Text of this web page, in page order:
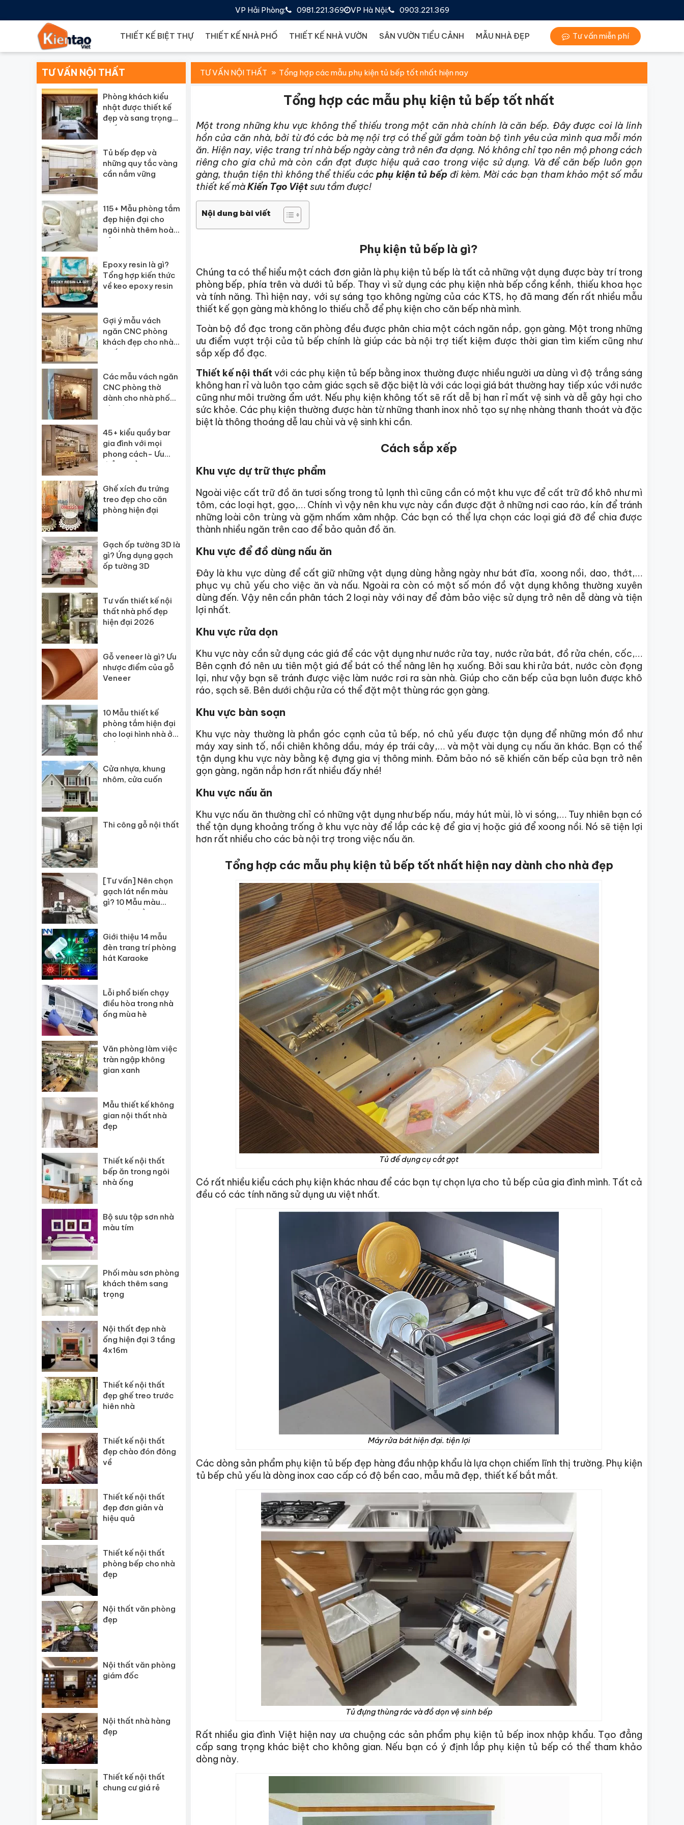
VP Hà Nội: 0903.221.369
VP Hải Phòng: 0981.221.369
THIẾT KẾ BIỆT THỰ THIẾT KẾ NHÀ PHỐ THIẾT KẾ NHÀ VƯỜN SÂN VƯỜN TIỂU CẢNH MẪU NHÀ ĐẸP Tư vấn miễn phí
TƯ VẤN NỘI THẤT Tổng hợp các mẫu phụ kiện tủ bếp tốt nhất hiện nay
Tổng hợp các mẫu phụ kiện tủ bếp tốt nhất
Một trong những khu vực không thể thiếu trong một căn nhà chính là căn bếp. Đây được coi là linh
hồn của căn nhà, bởi từ đó các bà mẹ nội trợ có thể gửi gắm toàn bộ tình yêu của mình qua mỗi món
ăn. Hiện nay, việc trang trí nhà bếp ngày càng trở nên đa dạng. Nó không chỉ tạo nên mộ phong cách
riêng cho gia chủ mà còn cần đạt được hiệu quả cao trong việc sử dụng. Và để căn bếp luôn gọn
gàng, thuận tiện thì không thể thiếu cácphụ kiện tủ bếp đi kèm. Mời các bạn tham khảo một số mẫu
thiết kế màKiến Tạo Việtsưu tầm được!
Nội dung bài viết
Phụ kiện tủ bếp là gì?
Chúng ta có thể hiểu một cách đơn giản là phụ kiện tủ bếp là tất cả những vật dụng được bày trí trong
phòng bếp, phía trên và dưới tủ bếp. Thay vì sử dụng các phụ kiện nhà bếp cồng kềnh, thiếu khoa học
và tính năng. Thì hiện nay, với sự sáng tạo không ngừng của các KTS, họ đã mang đến rất nhiều mẫu
thiết kế gọn gàng mà không lo thiếu chỗ để phụ kiện cho căn bếp nhà mình.
Toàn bộ đồ đạc trong căn phòng đều được phân chia một cách ngăn nắp, gọn gàng. Một trong những
ưu điểm vượt trội của tủ bếp chính là giúp các bà nội trợ tiết kiệm được thời gian tìm kiếm cũng như
sắp xếp đồ đạc.
Thiết kế nội thất với các phụ kiện tủ bếp bằng inox thường được nhiều người ưa dùng vì độ trắng sáng
không han rỉ và luôn tạo cảm giác sạch sẽ đặc biệt là với các loại giá bát thường hay tiếp xúc với nước
cũng như môi trường ẩm ướt. Nếu phụ kiện không tốt sẽ rất dễ bị han rỉ mất vệ sinh và dễ gây hại cho
sức khỏe. Các phụ kiện thường được hàn từ những thanh inox nhỏ tạo sự nhẹ nhàng thanh thoát và đặc
biệt là thông thoáng dễ lau chùi và vệ sinh khi cần.
Cách sắp xếp
Khu vực dự trữ thực phẩm
Ngoài việc cất trữ đồ ăn tươi sống trong tủ lạnh thì cũng cần có một khu vực để cất trữ đồ khô như mì
tôm, các loại hạt, gạo,… Chính vì vậy nên khu vực này cần được đặt ở những nơi cao ráo, kín để tránh
những loài côn trùng và gặm nhấm xâm nhập. Các bạn có thể lựa chọn các loại giá đỡ để chia được
thành nhiều ngăn trên cao để bảo quản đồ ăn.
Khu vực để đồ dùng nấu ăn
Đây là khu vực dùng để cất giữ những vật dụng dùng hằng ngày như bát đĩa, xoong nồi, dao, thớt,…
phục vụ chủ yếu cho việc ăn và nấu. Ngoài ra còn có một số món đồ vật dụng không thường xuyên
dùng đến. Vậy nên cần phân tách 2 loại này với nay để đảm bảo việc sử dụng trở nên dễ dàng và tiện
lợi nhất.
Khu vực rửa dọn
Khu vực này cần sử dụng các giá để các vật dụng như nước rửa tay, nước rửa bát, đồ rửa chén, cốc,…
Bên cạnh đó nên ưu tiên một giá để bát có thể nâng lên hạ xuống. Bởi sau khi rửa bát, nước còn đọng
lại, như vậy bạn sẽ tránh được việc làm nước rơi ra sàn nhà. Giúp cho căn bếp của bạn luôn được khô
ráo, sạch sẽ. Bên dưới chậu rửa có thể đặt một thùng rác gọn gàng.
Khu vực bàn soạn
Khu vực này thường là phần góc cạnh của tủ bếp, nó chủ yếu được tận dụng để những món đồ như
máy xay sinh tố, nồi chiên không dầu, máy ép trái cây,… và một vài dụng cụ nấu ăn khác. Bạn có thể
tận dụng khu vực này bằng kệ đựng gia vị thông minh. Đảm bảo nó sẽ khiến căn bếp của bạn trở nên
gọn gàng, ngăn nắp hơn rất nhiều đấy nhé!
Khu vực nấu ăn
Khu vực nấu ăn thường chỉ có những vật dụng như bếp nấu, máy hút mùi, lò vi sóng,… Tuy nhiên bạn có
thể tận dụng khoảng trống ở khu vực này để lắp các kệ để gia vị hoặc giá để xoong nồi. Nó sẽ tiện lợi
hơn rất nhiều cho các bà nội trợ trong việc nấu ăn.
Tổng hợp các mẫu phụ kiện tủ bếp tốt nhất hiện nay dành cho nhà đẹp
Tủ để dụng cụ cắt gọt
Có rất nhiều kiểu cách phụ kiện khác nhau để các bạn tự chọn lựa cho tủ bếp của gia đình mình. Tất cả
đều có các tính năng sử dụng ưu việt nhất.
Máy rửa bát hiện đại. tiện lợi
Các dòng sản phẩm phụ kiện tủ bếp đẹp hàng đầu nhập khẩu là lựa chọn chiếm lĩnh thị trường. Phụ kiện
tủ bếp chủ yếu là dòng inox cao cấp có độ bền cao, mẫu mã đẹp, thiết kế bắt mắt.
Tủ đựng thùng rác và đồ dọn vệ sinh bếp
Rất nhiều gia đình Việt hiện nay ưa chuộng các sản phẩm phụ kiện tủ bếp inox nhập khẩu. Tạo đẳng
cấp sang trọng khác biệt cho không gian. Nếu bạn có ý định lắp phụ kiện tủ bếp có thể tham khảo
dòng này.
TƯ VẤN NỘI THẤT
Phòng khách kiểu
nhật được thiết kế
đẹp và sang trọng
nhất
Tủ bếp đẹp và
những quy tắc vàng
cần nắm vững
115+ Mẫu phòng tắm
đẹp hiện đại cho
ngôi nhà thêm hoàn
hảo
Epoxy resin là gì?
Tổng hợp kiến thức
về keo epoxy resin
Gợi ý mẫu vách
ngăn CNC phòng
khách đẹp cho nhà
phố
Các mẫu vách ngăn
CNC phòng thờ
dành cho nhà phố
và biệt thự
45+ kiểu quầy bar
gia đình với mọi
phong cách- Ưu
điểm quầy bar gia
Ghế xích đu trứng
treo đẹp cho căn
phòng hiện đại
Gạch ốp tường 3D là
gì? Ứng dụng gạch
ốp tường 3D
Tư vấn thiết kế nội
thất nhà phố đẹp
hiện đại 2026
Gỗ veneer là gì? Ưu
nhược điểm của gỗ
Veneer
10 Mẫu thiết kế
phòng tắm hiện đại
cho loại hình nhà ở
khác nhau
Cửa nhựa, khung
nhôm, cửa cuốn
Thi công gỗ nội thất
[Tư vấn] Nên chọn
gạch lát nền màu
gì? 10 Mẫu màu
gạch lát nền HOT
Giới thiệu 14 mẫu
đèn trang trí phòng
hát Karaoke
Lỗi phổ biến chạy
điều hòa trong nhà
ống mùa hè
Văn phòng làm việc
tràn ngập không
gian xanh
Mẫu thiết kế không
gian nội thất nhà
đẹp
Thiết kế nội thất
bếp ăn trong ngôi
nhà ống
Bộ sưu tập sơn nhà
màu tím
Phối màu sơn phòng
khách thêm sang
trọng
Nội thất đẹp nhà
ống hiện đại 3 tầng
4x16m
Thiết kế nội thất
đẹp ghế treo trước
hiên nhà
Thiết kế nội thất
đẹp chào đón đông
về
Thiết kế nội thất
đẹp đơn giản và
hiệu quả
Thiết kế nội thất
phòng bếp cho nhà
đẹp
Nội thất văn phòng
đẹp
Nội thất văn phòng
giám đốc
Nội thất nhà hàng
đẹp
Thiết kế nội thất
chung cư giá rẻ